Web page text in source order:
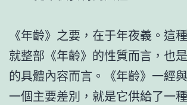
《年齡》之要，在于年夜義。這
就整部《年齡》的性質而言，也
的具體內容而言。《年齡》一經
一個主要差別，就是它供給了一